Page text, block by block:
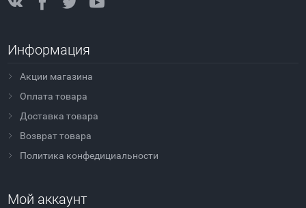
Информация
Акции магазина
Оплата товара
Доставка товара
Возврат товара
Политика конфедициальности
Мой аккаунт